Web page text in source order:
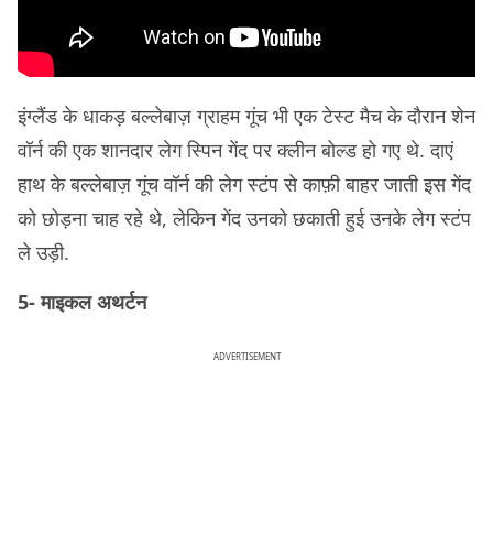
इंग्लैंड के धाकड़ बल्लेबाज़ ग्राहम गूंच भी एक टेस्ट मैच के दौरान शेन
वॉर्न की एक शानदार लेग स्पिन गेंद पर क्लीन बोल्ड हो गए थे. दाएं
हाथ के बल्लेबाज़ गूंच वॉर्न की लेग स्टंप से काफ़ी बाहर जाती इस गेंद
को छोड़ना चाह रहे थे, लेकिन गेंद उनको छकाती हुई उनके लेग स्टंप
ले उड़ी.
5- माइकल अथर्टन
ADVERTISEMENT